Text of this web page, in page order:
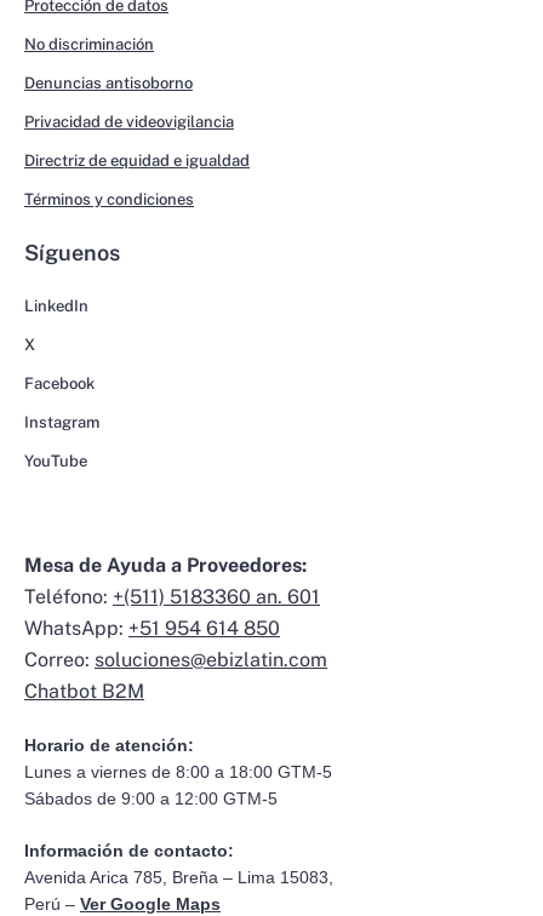
Protección de datos
No discriminación
Denuncias antisoborno
Privacidad de videovigilancia
Directriz de equidad e igualdad
Términos y condiciones
Síguenos
LinkedIn
X
Facebook
Instagram
YouTube
Mesa de Ayuda a Proveedores:
Teléfono: +(511) 5183360 an. 601
WhatsApp: +51 954 614 850
Correo: soluciones@ebizlatin.com
Chatbot B2M
Horario de atención:
Lunes a viernes de 8:00 a 18:00 GTM-5
Sábados de 9:00 a 12:00 GTM-5
Información de contacto:
Avenida Arica 785, Breña – Lima 15083,
Perú – Ver Google Maps